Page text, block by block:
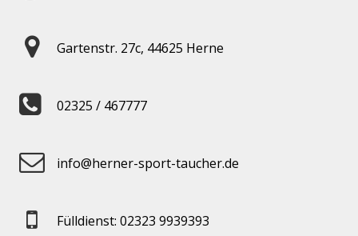
Gartenstr. 27c, 44625 Herne
02325 / 467777
info@herner-sport-taucher.de
Fülldienst: 02323 9939393